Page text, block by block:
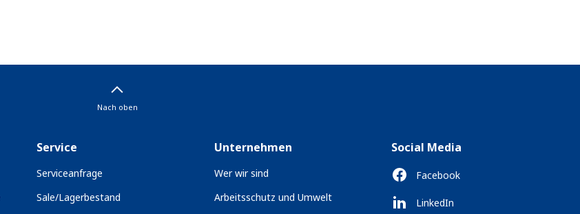
Nach oben
Service
Serviceanfrage
Sale/Lagerbestand
Unternehmen
Wer wir sind
Arbeitsschutz und Umwelt
Social Media
Facebook
LinkedIn